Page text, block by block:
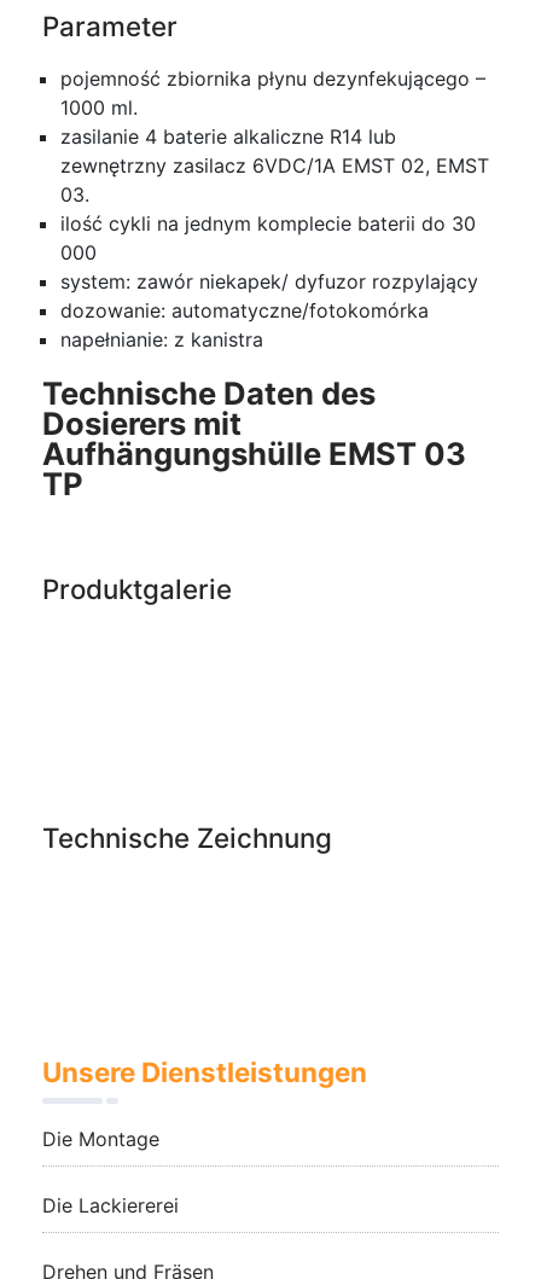
Parameter
pojemność zbiornika płynu dezynfekującego –
1000 ml.
zasilanie 4 baterie alkaliczne R14 lub
zewnętrzny zasilacz 6VDC/1A EMST 02, EMST
03.
ilość cykli na jednym komplecie baterii do 30
000
system: zawór niekapek/ dyfuzor rozpylający
dozowanie: automatyczne/fotokomórka
napełnianie: z kanistra
Technische Daten des
Dosierers mit
Aufhängungshülle EMST 03
TP
Produktgalerie
Technische Zeichnung
Unsere Dienstleistungen
Die Montage
Die Lackiererei
Drehen und Fräsen